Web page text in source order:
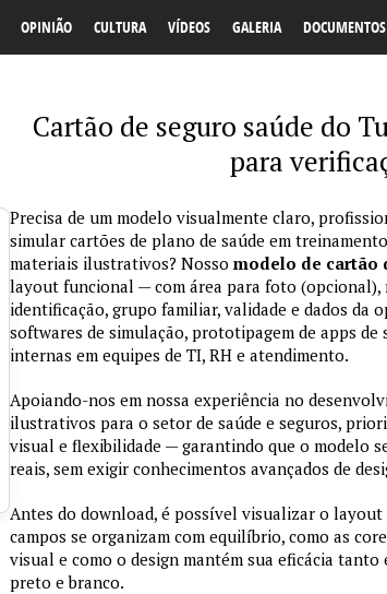
OPINIÃO CULTURA VÍDEOS GALERIA DOCUMENTOS
Cartão de seguro saúde do
para
Precisa de um modelo visualmente claro,
simular cartões de plano de saúde em
materiais ilustrativos? Nosso modelo de cartão
layout funcional — com área para foto (opcional),
identificação, grupo familiar, validade e dados da
softwares de simulação, prototipagem de apps de
internas em equipes de TI, RH e atendimento.
Apoiando-nos em nossa experiência no
ilustrativos para o setor de saúde e seguros,
visual e flexibilidade — garantindo que o modelo
reais, sem exigir conhecimentos avançados de
Antes do download, é possível visualizar o
campos se organizam com equilíbrio, como as
visual e como o design mantém sua eficácia
preto e branco.